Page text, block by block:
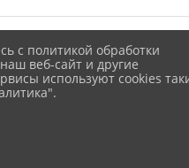
Банк заданий по
ФИНАНСОВАЯ
с политикой обработки
веб-сайт и другие
используют cookies